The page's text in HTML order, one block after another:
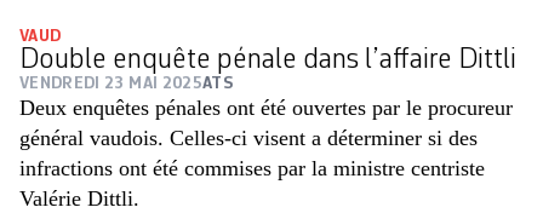
VAUD
Double enquête pénale dans l’affaire Dittli
VENDREDI 23 MAI 2025ATS
Deux enquêtes pénales ont été ouvertes par le procureur
général vaudois. Celles-ci visent a déterminer si des
infractions ont été commises par la ministre centriste
Valérie Dittli.